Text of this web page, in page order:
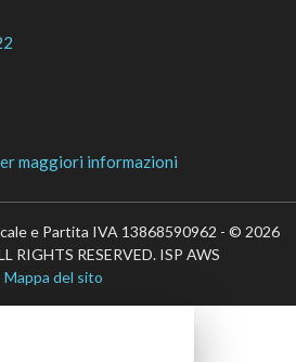
maggiori informazioni
e Partita IVA 13868590962 - © 2026
RIGHTS RESERVED. ISP AWS
Mappa del sito